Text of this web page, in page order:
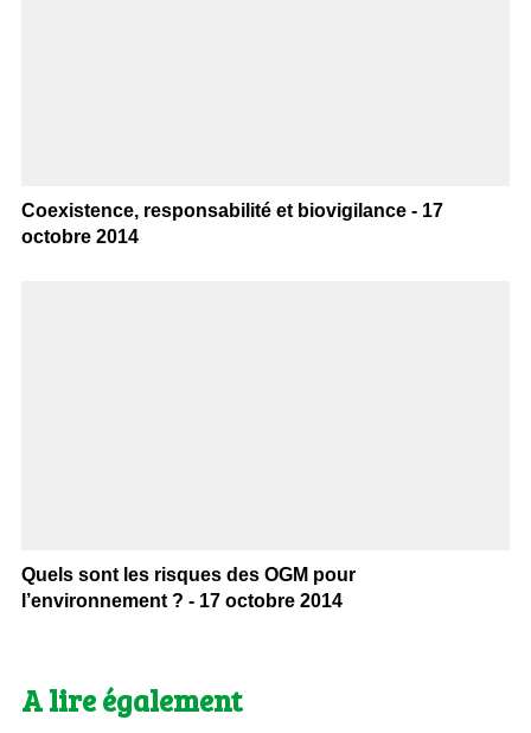
Coexistence, responsabilité et biovigilance - 17
octobre 2014
Quels sont les risques des OGM pour
l’environnement ? - 17 octobre 2014
A lire également